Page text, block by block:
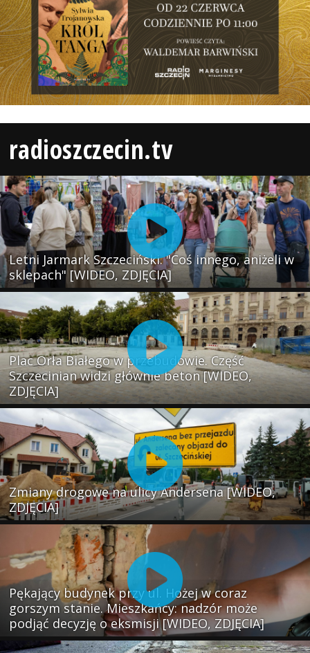
radioszczecin.tv
Letni Jarmark Szczeciński. "Coś innego, aniżeli w
sklepach" [WIDEO, ZDJĘCIA]
Plac Orła Białego w przebudowie. Część
Szczecinian widzi głównie beton [WIDEO,
ZDJĘCIA]
Zmiany drogowe na ulicy Andersena [WIDEO,
ZDJĘCIA]
Pękający budynek przy ul. Hożej w coraz
gorszym stanie. Mieszkańcy: nadzór może
podjąć decyzję o eksmisji [WIDEO, ZDJĘCIA]